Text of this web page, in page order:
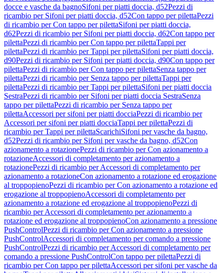
docce e vasche da bagnoSifoni per piatti doccia, d52Pezzi di
ricambio per Sifoni per piatti doccia, d52Con tappo per pilettaPezzi
di ricambio per Con tappo per pilettaSifoni per piatti doccia,
d62Pezzi di ricambio per Sifoni per piatti doccia, d62Con tappo per
pilettaPezzi di ricambio per Con tappo per pilettaTappi per
pilettaPezzi di ricambio per Tappi per pilettaSifoni per piatti doccia,
d90Pezzi di ricambio per Sifoni per piatti doccia, d90Con tappo per
pilettaPezzi di ricambio per Con tappo per pilettaSenza tappo per
pilettaPezzi di ricambio per Senza tappo per pilettaTappi per
pilettaPezzi di ricambio per Tappi per pilettaSifoni per piatti doccia
SestraPezzi di ricambio per Sifoni per piatti doccia SestraSenza
tappo per pilettaPezzi di ricambio per Senza tappo per
pilettaAccessori per sifoni per piatti docciaPezzi di ricambio per
Accessori per sifoni per piatti docciaTappi per pilettaPezzi di
ricambio per Tappi per pilettaScarichiSifoni per vasche da bagno,
d52Pezzi di ricambio per Sifoni per vasche da bagno, d52Con
azionamento a rotazionePezzi di ricambio per Con azionamento a
rotazioneAccessori di completamento per azionamento a
rotazionePezzi di ricambio per Accessori di completamento per
azionamento a rotazioneCon azionamento a rotazione ed erogazione
al troppopienoPezzi di ricambio per Con azionamento a rotazione ed
erogazione al troppopienoAccessori di completamento per
azionamento a rotazione ed erogazione al troppopienoPezzi di
ricambio per Accessori di completamento per azionamento a
rotazione ed erogazione al troppopienoCon azionamento a pressione
PushControlPezzi di ricambio per Con azionamento a pressione
PushControlAccessori di completamento per comando a pressione
PushControlPezzi di ricambio per Accessori di completamento per
comando a pressione PushControlCon tappo per pilettaPezzi di
ricambio per Con tappo per pilettaAccessori per sifoni per vasche da